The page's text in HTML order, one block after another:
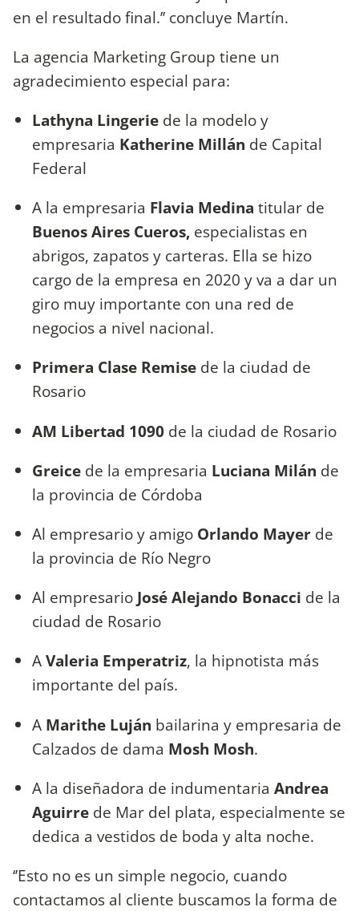
en el resultado final.’’ concluye Martín.
La agencia Marketing Group tiene un
agradecimiento especial para:
Lathyna Lingerie de la modelo y
empresaria Katherine Millán de Capital
Federal
A la empresaria Flavia Medina titular de
Buenos Aires Cueros, especialistas en
abrigos, zapatos y carteras. Ella se hizo
cargo de la empresa en 2020 y va a dar un
giro muy importante con una red de
negocios a nivel nacional.
Primera Clase Remise de la ciudad de
Rosario
AM Libertad 1090 de la ciudad de Rosario
Greice de la empresaria Luciana Milán de
la provincia de Córdoba
Al empresario y amigo Orlando Mayer de
la provincia de Río Negro
Al empresario José Alejando Bonacci de la
ciudad de Rosario
AValeria Emperatriz, la hipnotista más
importante del país.
A Marithe Luján bailarina y empresaria de
Calzados de dama Mosh Mosh.
A la diseñadora de indumentaria Andrea
Aguirre de Mar del plata, especialmente se
dedica a vestidos de boda y alta noche.
‘’Esto no es un simple negocio, cuando
contactamos al cliente buscamos la forma de